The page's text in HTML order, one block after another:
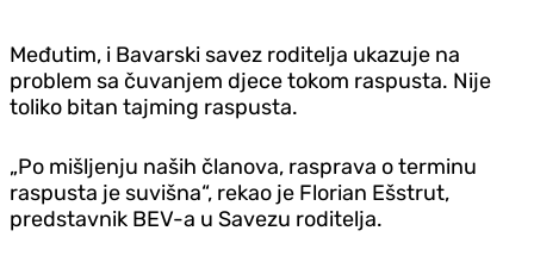
Međutim, i Bavarski savez roditelja ukazuje na
problem sa čuvanjem djece tokom raspusta. Nije
toliko bitan tajming raspusta.
„Po mišljenju naših članova, rasprava o terminu
raspusta je suvišna“, rekao je Florian Ešstrut,
predstavnik BEV-a u Savezu roditelja.